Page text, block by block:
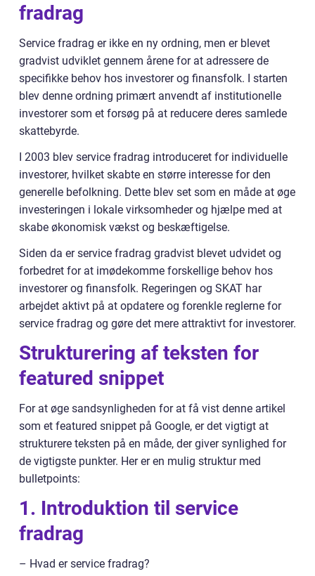
fradrag
Service fradrag er ikke en ny ordning, men er blevet
gradvist udviklet gennem årene for at adressere de
specifikke behov hos investorer og finansfolk. I starten
blev denne ordning primært anvendt af institutionelle
investorer som et forsøg på at reducere deres samlede
skattebyrde.
I 2003 blev service fradrag introduceret for individuelle
investorer, hvilket skabte en større interesse for den
generelle befolkning. Dette blev set som en måde at øge
investeringen i lokale virksomheder og hjælpe med at
skabe økonomisk vækst og beskæftigelse.
Siden da er service fradrag gradvist blevet udvidet og
forbedret for at imødekomme forskellige behov hos
investorer og finansfolk. Regeringen og SKAT har
arbejdet aktivt på at opdatere og forenkle reglerne for
service fradrag og gøre det mere attraktivt for investorer.
Strukturering af teksten for
featured snippet
For at øge sandsynligheden for at få vist denne artikel
som et featured snippet på Google, er det vigtigt at
strukturere teksten på en måde, der giver synlighed for
de vigtigste punkter. Her er en mulig struktur med
bulletpoints:
1. Introduktion til service
fradrag
– Hvad er service fradrag?